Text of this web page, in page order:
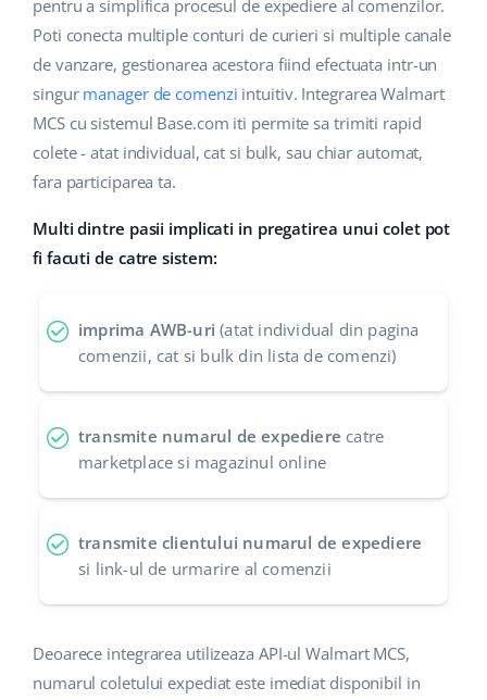
Managementul transporturilor
Automatizarea fluxului de lucru
Base Connect
AI pentru comerțul electronic
Casă și grădină
Produse pentru copii
Electronică
Piese auto
Sănătate și frumusețe
Suport
Blog
Servicii
Implementari de sistem
Auditul conturilor
english (US)
english (GB)
english (IN)
čeština
deutsch
Ελληνικά
español (AR)
español (MX)
Italiano
português (BR)
中文
pentru a simplifica procesul de expediere al comenzilor.
Poti conecta multiple conturi de curieri si multiple canale
de vanzare, gestionarea acestora fiind efectuata intr-un
singurmanager de comenzi intuitiv. Integrarea Walmart
MCS cu sistemul Base.com iti permite sa trimiti rapid
colete - atat individual, cat si bulk, sau chiar automat,
fara participarea ta.
Multi dintre pasii implicati in pregatirea unui colet pot
fi facuti de catre sistem:
imprima AWB-uri (atat individual din pagina
comenzii, cat si bulk din lista de comenzi)
transmite numarul de expediere catre
marketplace si magazinul online
transmite clientului numarul de expediere
si link-ul de urmarire al comenzii
Deoarece integrarea utilizeaza API-ul Walmart MCS,
numarul coletului expediat este imediat disponibil in